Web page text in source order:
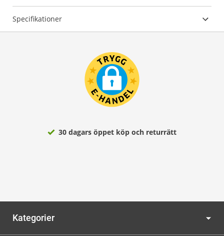
Specifikationer
30 dagars öppet köp och returrätt
Kategorier